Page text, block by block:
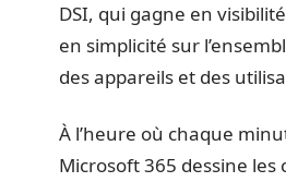
DSI, qui gagne en
en simplicité sur
des appareils et des
À l’heure où chaque
Microsoft 365 dessine les